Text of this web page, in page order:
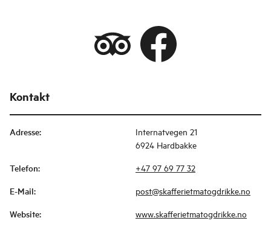
Kontakt
Adresse:
Internatvegen 21
6924 Hardbakke
Telefon: +47 97 69 77 32
E-Mail: post@skafferietmatogdrikke.no
Website: www.skafferietmatogdrikke.no